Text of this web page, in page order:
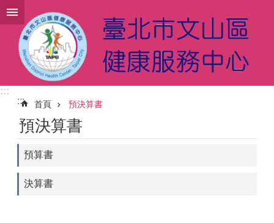
跳到主要內容區塊
:::
:::
首頁 預決算書
預決算書
預算書
決算書